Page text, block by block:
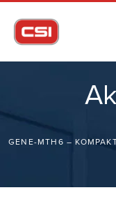
GENE-MTH6 –